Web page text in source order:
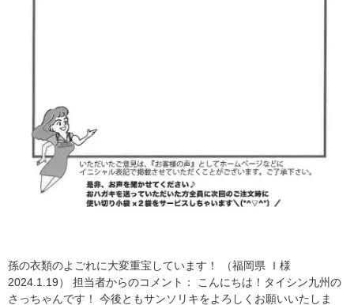
孫の衣類のよごれに大変重宝しています！ （福岡県 Ｉ様
2024.1.19） 担当者からのコメント： こんにちは！タイシン九州の
さっちゃんです！ 今後ともサンソリキをよろしくお願いいたしま